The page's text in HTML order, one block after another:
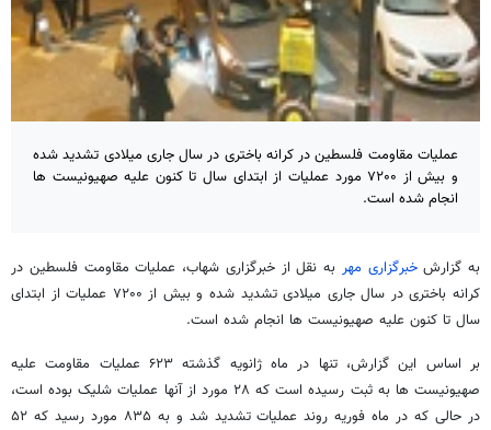
عملیات مقاومت فلسطین در کرانه باختری در سال جاری میلادی تشدید شده
و بیش از ۷۲۰۰ مورد عملیات از ابتدای سال تا کنون علیه صهیونیست ها
انجام شده است.
به گزارشخبرگزاری مهر به نقل از خبرگزاری شهاب، عملیات مقاومت فلسطین در
کرانه باختری در سال جاری میلادی تشدید شده و بیش از ۷۲۰۰ عملیات از ابتدای
سال تا کنون علیه صهیونیست ها انجام شده است.
بر اساس این گزارش، تنها در ماه ژانویه گذشته ۶۲۳ عملیات مقاومت علیه
صهیونیست ها به ثبت رسیده است که ۲۸ مورد از آنها عملیات شلیک بوده است،
در حالی که در ماه فوریه روند عملیات تشدید شد و به ۸۳۵ مورد رسید که ۵۲